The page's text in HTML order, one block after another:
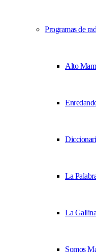
Programas de
Alto
La
La
Somos